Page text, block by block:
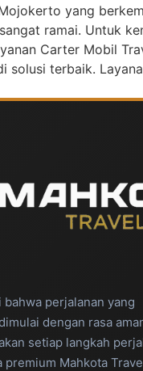
yang
ramai. Untuk
Carter Mobil
solusi terbaik.
bahwa perjalanan yang
dengan rasa
setiap langkah
premium Mahkota